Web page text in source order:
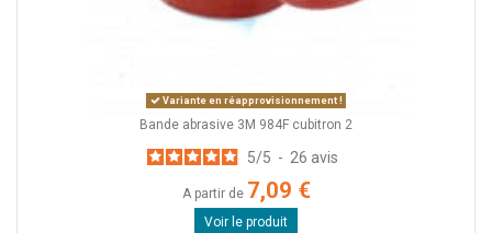
Variante en réapprovisionnement !
Bande abrasive 3M 984F cubitron 2
5/5 - 26 avis
A partir de 7,09 €
Voir le produit